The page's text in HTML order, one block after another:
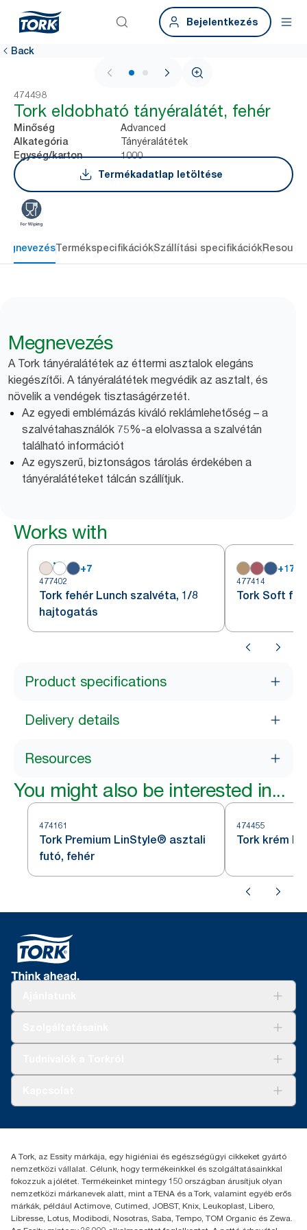
Bejelentkezés
Back
1 / 2
474498
Tork eldobható tányéralátét, fehér
Minőség Advanced
Alkategória Tányéralátétek
Egység/karton
1000
Termékadatlap letöltése
TermékspecifikációkSzállítási specifikációk
Megnevezés
A Tork tányéralátétek az éttermi asztalok elegáns
kiegészítői. A tányéralátétek megvédik az asztalt, és
növelik a vendégek tisztaságérzetét.
Az egyedi emblémázás kiváló reklámlehetőség – a
szalvétahasználók 75%-a elolvassa a szalvétán
található információt
Az egyszerű, biztonságos tárolás érdekében a
tányéralátéteket tálcán szállítjuk.
Works with
+7
477402
Tork fehér Lunch szalvéta, 1/8
hajtogatás
+17
477414
Tork Soft
Product specifications
Delivery details
Resources
You might also be interested in...
474161
Tork Premium LinStyle® asztali
futó, fehér
474455
Tork krém
+36 1 392 2176
H-1021 Budapest
Budakeszi út 51.
A Tork, az Essity márkája, egy higiéniai és egészségügyi cikkeket gyártó
nemzetközi vállalat. Célunk, hogy termékeinkkel és szolgáltatásainkkal
fokozzuk a jólétet. Termékeinket mintegy 150 országban árusítjuk olyan
nemzetközi márkanevek alatt, mint a TENA és a Tork, valamint egyéb erős
márkák, például Actimove, Cutimed, JOBST, Knix, Leukoplast, Libero,
Libresse, Lotus, Modibodi, Nosotras, Saba, Tempo, TOM Organic és Zewa.